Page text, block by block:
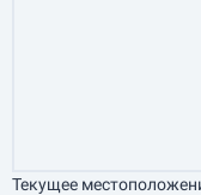
Текущее